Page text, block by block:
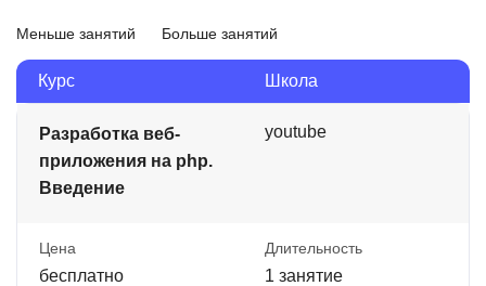
Меньше занятий Больше занятий
Курс Школа
Разработка веб-
приложения на php.
Введение
youtube
Цена
бесплатно
Длительность
1 занятие